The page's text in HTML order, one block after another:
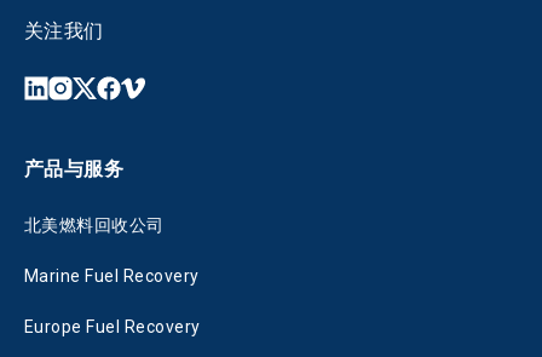
关注我们
产品与服务
北美燃料回收公司
Marine Fuel Recovery
Europe Fuel Recovery